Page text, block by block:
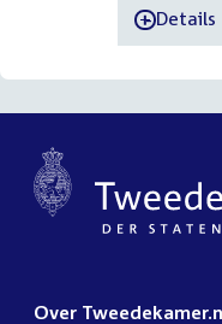
-Details
Over